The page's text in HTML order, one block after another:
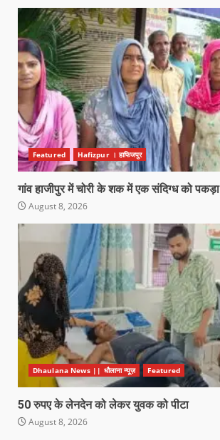
Featured Hafizpur । हाफिजपुर
गांव हाजीपुर में चोरी के शक में एक संदिग्ध को पकड़ा
August 8, 2026
Dhaulana News || धौलाना न्यूज़ Featured
50 रुपए के लेनदेन को लेकर युवक को पीटा
August 8, 2026